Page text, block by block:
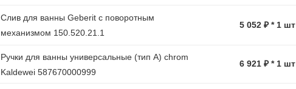
Слив для ванны Geberit с поворотным
механизмом 150.520.21.1
5 052 ₽ * 1 шт
Ручки для ванны универсальные (тип А) chrom
Kaldewei 587670000999
6 921 ₽ * 1 шт